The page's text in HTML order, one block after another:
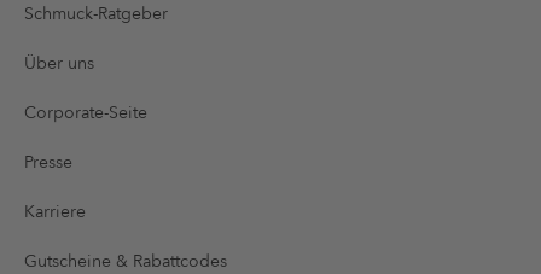
Schmuck-Ratgeber
Über uns
Corporate-Seite
Presse
Karriere
Gutscheine & Rabattcodes